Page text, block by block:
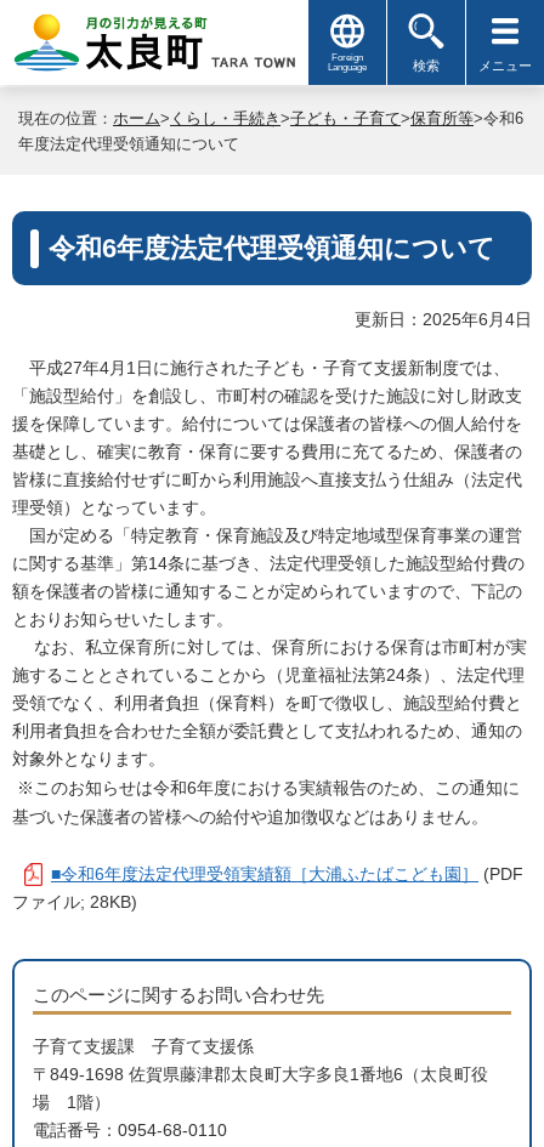
Foreign
Language
検索 メニュー
現在の位置： ホーム> くらし・手続き >子ども・子育て>保育所等>令和6
年度法定代理受領通知について
令和6年度法定代理受領通知について
更新日：2025年6月4日
平成27年4月1日に施行された子ども・子育て支援新制度では、
「施設型給付」を創設し、市町村の確認を受けた施設に対し財政支
援を保障しています。給付については保護者の皆様への個人給付を
基礎とし、確実に教育・保育に要する費用に充てるため、保護者の
皆様に直接給付せずに町から利用施設へ直接支払う仕組み（法定代
理受領）となっています。
国が定める「特定教育・保育施設及び特定地域型保育事業の運営
に関する基準」第14条に基づき、法定代理受領した施設型給付費の
額を保護者の皆様に通知することが定められていますので、下記の
とおりお知らせいたします。
なお、私立保育所に対しては、保育所における保育は市町村が実
施することとされていることから（児童福祉法第24条）、法定代理
受領でなく、利用者負担（保育料）を町で徴収し、施設型給付費と
利用者負担を合わせた全額が委託費として支払われるため、通知の
対象外となります。
※このお知らせは令和6年度における実績報告のため、この通知に
基づいた保護者の皆様への給付や追加徴収などはありません。
■令和6年度法定代理受領実績額［大浦ふたばこども園］
(PDF
ファイル; 28KB)
このページに関するお問い合わせ先
子育て支援課 子育て支援係
〒849-1698 佐賀県藤津郡太良町大字多良1番地6（太良町役
場 1階）
電話番号：0954-68-0110